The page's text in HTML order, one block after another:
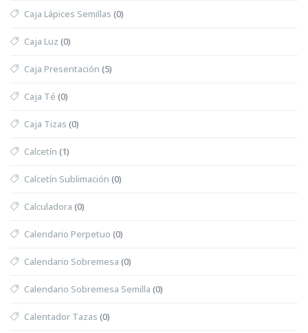
Caja Lápices Semillas (0)
Caja Luz (0)
Caja Presentación (5)
Caja Té (0)
Caja Tizas (0)
Calcetín (1)
Calcetín Sublimación (0)
Calculadora (0)
Calendario Perpetuo (0)
Calendario Sobremesa (0)
Calendario Sobremesa Semilla (0)
Calentador Tazas (0)